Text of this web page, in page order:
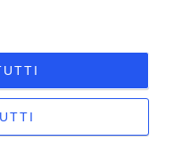
è un marchio di Olio
Sommariva, 31/2/B -
etinet.it